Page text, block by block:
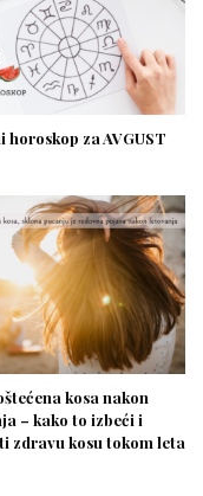
horoskop za AVGUST
kosa nakon
– kako to izbeći i
zdravu kosu tokom leta